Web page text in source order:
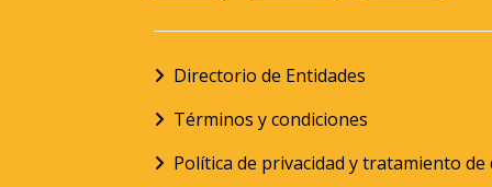
Directorio de Entidades
Términos y condiciones
Política de privacidad y tratamiento